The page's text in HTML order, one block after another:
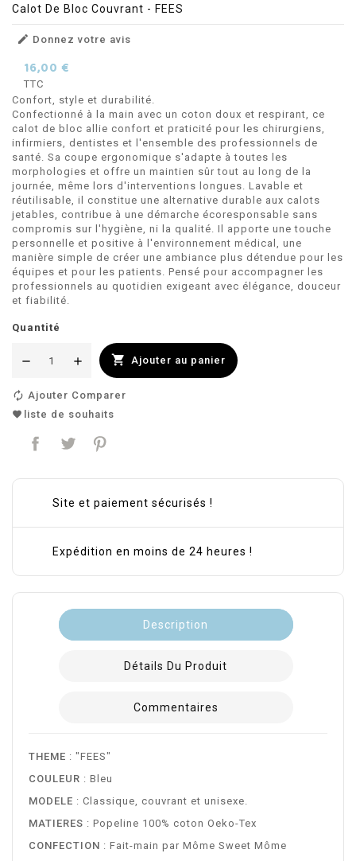
Calot De Bloc Couvrant - FEES
 Donnez votre avis
16,00 €
TTC
Confort, style et durabilité.
Confectionné à la main avec un coton doux et respirant, ce
calot de bloc allie confort et praticité pour les chirurgiens,
infirmiers, dentistes et l'ensemble des professionnels de
santé. Sa coupe ergonomique s'adapte à toutes les
morphologies et offre un maintien sûr tout au long de la
journée, même lors d'interventions longues. Lavable et
réutilisable, il constitue une alternative durable aux calots
jetables, contribue à une démarche écoresponsable sans
compromis sur l'hygiène, ni la qualité. Il apporte une touche
personnelle et positive à l'environnement médical, une
manière simple de créer une ambiance plus détendue pour les
équipes et pour les patients. Pensé pour accompagner les
professionnels au quotidien exigeant avec élégance, douceur
et fiabilité.
Quantité
 Ajouter au panier
Ajouter Comparer
liste de souhaits
Site et paiement sécurisés !
Expédition en moins de 24 heures !
Description
Détails Du Produit
Commentaires
THEME : "FEES"
COULEUR : Bleu
MODELE : Classique, couvrant et unisexe.
MATIERES : Popeline 100% coton Oeko-Tex
CONFECTION : Fait-main par Môme Sweet Môme